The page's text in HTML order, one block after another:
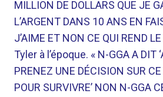
MILLION DE DOLLARS QUE JE
L’ARGENT DANS 10 ANS EN
J’AIME ET NON CE QUI REND
Tyler à l’époque. « N-GGA A DIT
PRENEZ UNE DÉCISION SUR CE
POUR SURVIVRE’ NON N-GGA